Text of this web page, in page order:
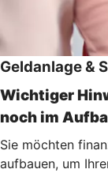
Geldanlage &
Wichtiger
noch im
Sie möchten
aufbauen, um